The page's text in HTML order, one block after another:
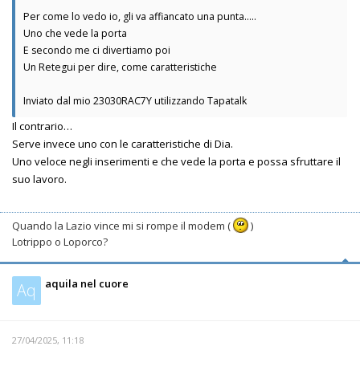
Per come lo vedo io, gli va affiancato una punta.....
Uno che vede la porta
E secondo me ci divertiamo poi
Un Retegui per dire, come caratteristiche
Inviato dal mio 23030RAC7Y utilizzando Tapatalk
Il contrario…
Serve invece uno con le caratteristiche di Dia.
Uno veloce negli inserimenti e che vede la porta e possa sfruttare il
suo lavoro.
Quando la Lazio vince mi si rompe il modem (
)
Lotrippo o Loporco?
Aq aquila nel cuore
27/04/2025, 11:18